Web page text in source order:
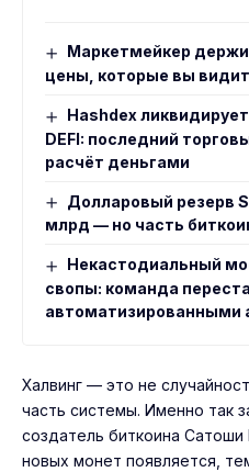
Маркетмейкер
цены, которые вы
Hashdex
DEFI: последний
расчёт деньгами
Долларовый резерв
млрд — но часть
Некастодиальный
свопы: команда
автоматизированными
Халвинг — это не
часть системы. Именно так
создатель биткоина
новых монет появляется,